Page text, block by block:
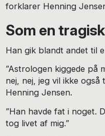
forklarer Henning
Som en
Han gik blandt andet til
”Astrologen kiggede på
nej, nej, jeg vil ikke også
Henning Jensen.
”Han havde fat i noget.
tog livet af mig.”